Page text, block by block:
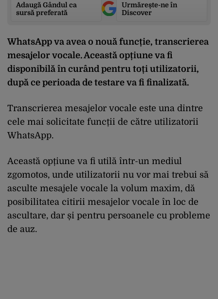
Adaugă Gândul ca
sursă preferată
Urmărește-ne în
Discover
WhatsApp va avea o nouă funcție, transcrierea
mesajelor vocale. Această opțiune va fi
disponibilă în curând pentru toți utilizatorii,
după ce perioada de testare va fi finalizată.
Transcrierea mesajelor vocale este una dintre
cele mai solicitate funcții de către utilizatorii
WhatsApp.
Această opțiune va fi utilă într-un mediul
zgomotos, unde utilizatorii nu vor mai trebui să
asculte mesajele vocale la volum maxim, dă
posibilitatea citirii mesajelor vocale în loc de
ascultare, dar și pentru persoanele cu probleme
de auz.